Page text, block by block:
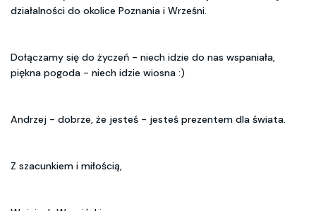
działalności do okolice Poznania i Wrześni.
Dołączamy się do życzeń - niech idzie do nas wspaniała,
piękna pogoda - niech idzie wiosna :)
Andrzej - dobrze, że jesteś - jesteś prezentem dla świata.
Z szacunkiem i miłością,